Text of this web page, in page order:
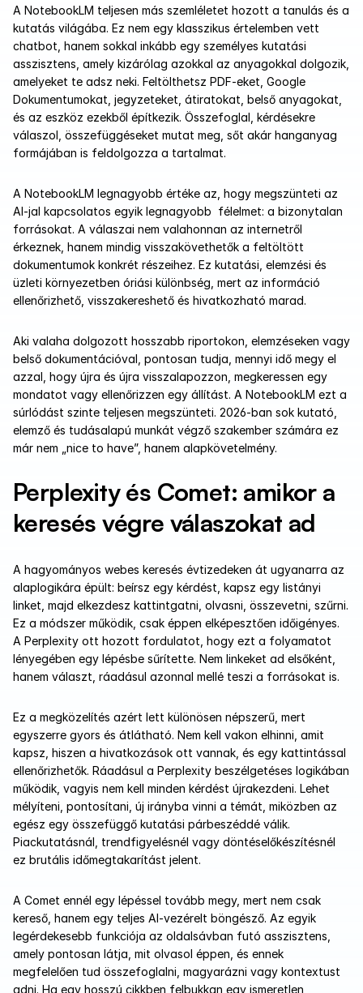
A NotebookLM teljesen más szemléletet hozott a tanulás és a
kutatás világába. Ez nem egy klasszikus értelemben vett
chatbot, hanem sokkal inkább egy személyes kutatási
asszisztens, amely kizárólag azokkal az anyagokkal dolgozik,
amelyeket te adsz neki. Feltölthetsz PDF-eket, Google
Dokumentumokat, jegyzeteket, átiratokat, belső anyagokat,
és az eszköz ezekből építkezik. Összefoglal, kérdésekre
válaszol, összefüggéseket mutat meg, sőt akár hanganyag
formájában is feldolgozza a tartalmat.
A NotebookLM legnagyobb értéke az, hogy megszünteti az
AI-jal kapcsolatos egyik legnagyobb  félelmet: a bizonytalan
forrásokat. A válaszai nem valahonnan az internetről
érkeznek, hanem mindig visszakövethetők a feltöltött
dokumentumok konkrét részeihez. Ez kutatási, elemzési és
üzleti környezetben óriási különbség, mert az információ
ellenőrizhető, visszakereshető és hivatkozható marad.
Aki valaha dolgozott hosszabb riportokon, elemzéseken vagy
belső dokumentációval, pontosan tudja, mennyi idő megy el
azzal, hogy újra és újra visszalapozzon, megkeressen egy
mondatot vagy ellenőrizzen egy állítást. A NotebookLM ezt a
súrlódást szinte teljesen megszünteti. 2026-ban sok kutató,
elemző és tudásalapú munkát végző szakember számára ez
már nem „nice to have”, hanem alapkövetelmény.
Perplexity és Comet: amikor a
keresés végre válaszokat ad
A hagyományos webes keresés évtizedeken át ugyanarra az
alaplogikára épült: beírsz egy kérdést, kapsz egy listányi
linket, majd elkezdesz kattintgatni, olvasni, összevetni, szűrni.
Ez a módszer működik, csak éppen elképesztően időigényes.
A Perplexity ott hozott fordulatot, hogy ezt a folyamatot
lényegében egy lépésbe sűrítette. Nem linkeket ad elsőként,
hanem választ, ráadásul azonnal mellé teszi a forrásokat is.
Ez a megközelítés azért lett különösen népszerű, mert
egyszerre gyors és átlátható. Nem kell vakon elhinni, amit
kapsz, hiszen a hivatkozások ott vannak, és egy kattintással
ellenőrizhetők. Ráadásul a Perplexity beszélgetéses logikában
működik, vagyis nem kell minden kérdést újrakezdeni. Lehet
mélyíteni, pontosítani, új irányba vinni a témát, miközben az
egész egy összefüggő kutatási párbeszéddé válik.
Piackutatásnál, trendfigyelésnél vagy döntéselőkészítésnél
ez brutális időmegtakarítást jelent.
A Comet ennél egy lépéssel tovább megy, mert nem csak
kereső, hanem egy teljes AI-vezérelt böngésző. Az egyik
legérdekesebb funkciója az oldalsávban futó asszisztens,
amely pontosan látja, mit olvasol éppen, és ennek
megfelelően tud összefoglalni, magyarázni vagy kontextust
adni. Ha egy hosszú cikkben felbukkan egy ismeretlen